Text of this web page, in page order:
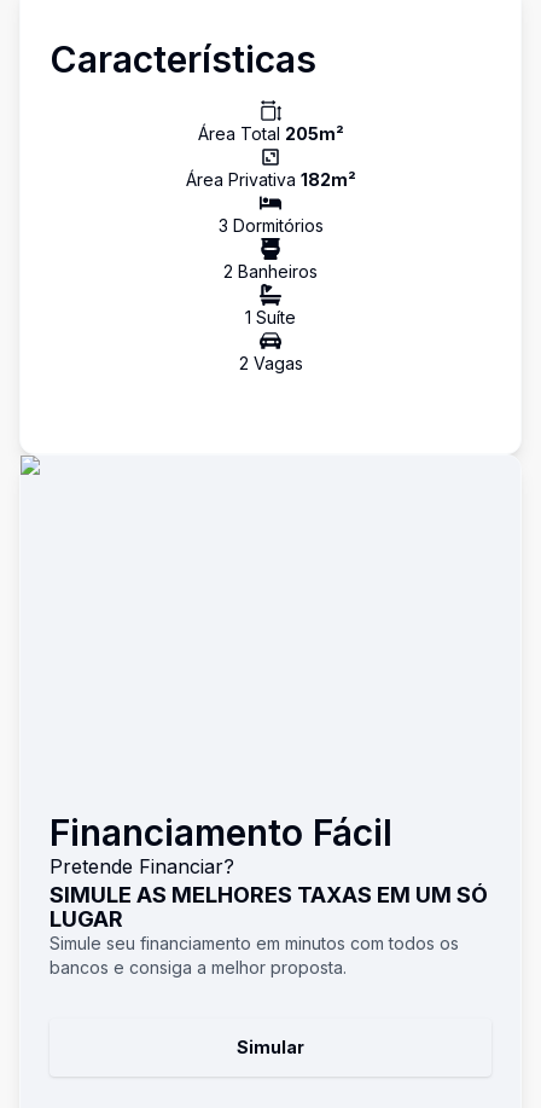
Características
Área Total 205m²
Área Privativa 182m²
3 Dormitórios
2 Banheiros
1 Suíte
2 Vagas
Financiamento Fácil
Pretende Financiar?
SIMULE AS MELHORES TAXAS EM UM SÓ
LUGAR
Simule seu financiamento em minutos com todos os
bancos e consiga a melhor proposta.
Simular